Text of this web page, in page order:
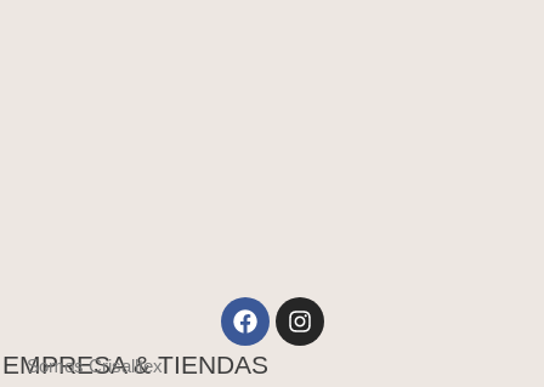
FacebookInstagram
EMPRESA & TIENDAS
Somos Crisalltex